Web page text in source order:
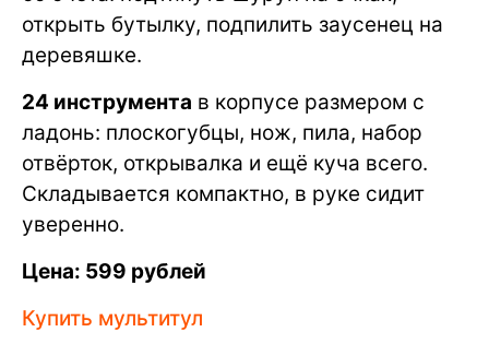
открыть бутылку, подпилить заусенец на
деревяшке.
24 инструмента в корпусе размером с
ладонь: плоскогубцы, нож, пила, набор
отвёрток, открывалка и ещё куча всего.
Складывается компактно, в руке сидит
уверенно.
Цена: 599 рублей
Купить мультитул